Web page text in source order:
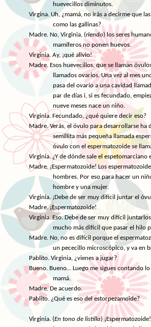
huevecillos diminutos.
Virgina. Uh, ¿mamá, no irás a decirme que
como las gallinas?
Madre. No, Virginia, (riendo) los seres
mamíferos no ponen huevos.
Virginia. Ay, ¡qué alivio!
Madre. Esos huevecillos, que se llaman
llamados ovarios. Una vez al mes
pasa del ovario a una cavidad
par de días i, si es fecundado,
nueve meses nace un niño.
Virginia. Fecundado, ¿qué quiere decir eso?
Madre. Verás, el óvulo para desarrollarse ha
semillita más pequeña llamada
óvulo con el espermatozoide se
Virginia. ¿Y de dónde sale el espetomarciano
Madre. ¡Espermatozoide! Los
hombres. Por eso para hacer un
hombre y una mujer.
Virginia. ¡Debe de ser muy difícil juntar el
Madre. ¡Espermatozoide!
Virginia. Eso. Debe de ser muy difícil
mucho más difícil que pasar el hilo
Madre. No, no es difícil porque el
un pececillo microscópico, y va en
Pablito. Virginia, ¿vienes a jugar?
Bueno. Bueno… Luego me sigues contando
mamá.
Madre. De acuerdo.
Pablito. ¿Qué es eso del estorpezamoide?
Virginia. (En tono de listilla)